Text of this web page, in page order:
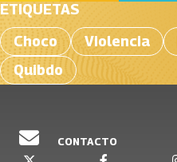
ETIQUETAS
Choco
Violencia
Quibdo
CONTACTO